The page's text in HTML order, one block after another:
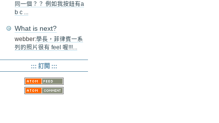
同一個？？ 例如我按鈕有a
b c ...
What is next?
webber:學長，菲律賓一系
列的照片很有 feel 喔!!!...
::: 訂閱 :::